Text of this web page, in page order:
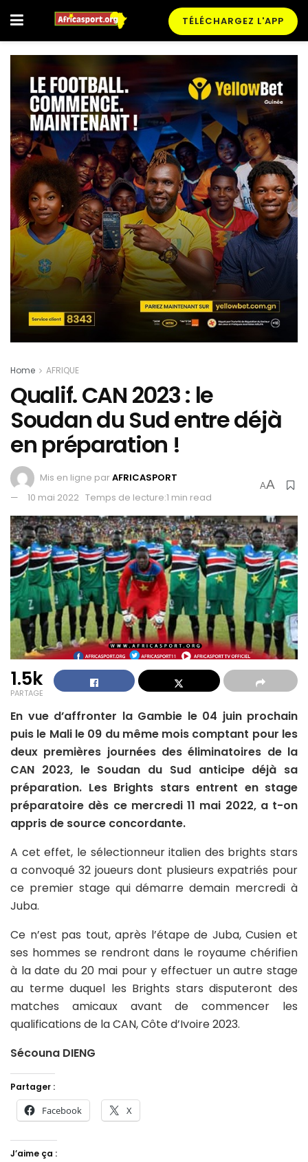
TÉLÉCHARGEZ L'APP
Home AFRIQUE
Qualif. CAN 2023 : le
Soudan du Sud entre déjà
en préparation !
Mis en ligne parAFRICASPORT
10 mai 2022 Temps de lecture:1 min read
AA
1.5k
PARTAGE
En vue d’affronter la Gambie le 04 juin prochain
puis le Mali le 09 du même mois comptant pour les
deux premières journées des éliminatoires de la
CAN 2023, le Soudan du Sud anticipe déjà sa
préparation. Les Brights stars entrent en stage
préparatoire dès ce mercredi 11 mai 2022, a t-on
appris de source concordante.
A cet effet, le sélectionneur italien des brights stars
a convoqué 32 joueurs dont plusieurs expatriés pour
ce premier stage qui démarre demain mercredi à
Juba.
Ce n’est pas tout, après l’étape de Juba, Cusien et
ses hommes se rendront dans le royaume chérifien
à la date du 20 mai pour y effectuer un autre stage
au terme duquel les Brights stars disputeront des
matches amicaux avant de commencer les
qualifications de la CAN, Côte d’Ivoire 2023.
Sécouna DIENG
Partager :
Facebook X
J’aime ça :